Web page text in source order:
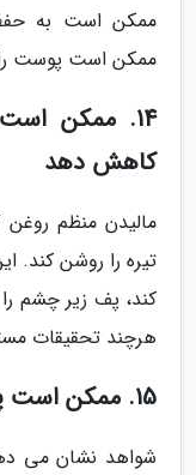
ممکن است به
ممکن است پوست را
14. ممکن
کاهش دهد
مالیدن منظم
تیره را روشن کند.
کند، پف زیر چشم
هرچند تحقیقات
15. ممکن است پوست را درخشان کند
شواهد نشان می